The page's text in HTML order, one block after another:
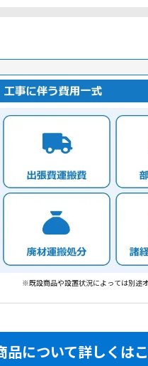
※既設商品や設置状況によっては別途
品について詳しくは